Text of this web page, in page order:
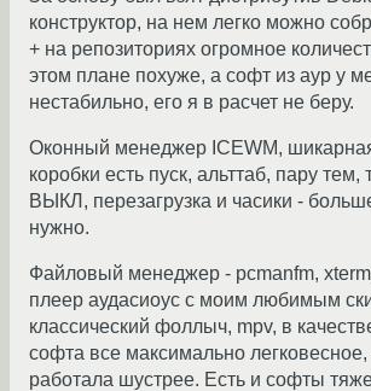
конструктор, на нем легко можно
+ на репозиториях огромное
этом плане похуже, а софт из аур у
нестабильно, его я в расчет не беру.
Оконный менеджер ICEWM,
коробки есть пуск, альттаб, пару тем,
ВЫКЛ, перезагрузка и часики -
нужно.
Файловый менеджер - pcmanfm,
плеер аудасиоус с моим любимым
классический фоллыч, mpv, в
софта все максимально
работала шустрее. Есть и софты